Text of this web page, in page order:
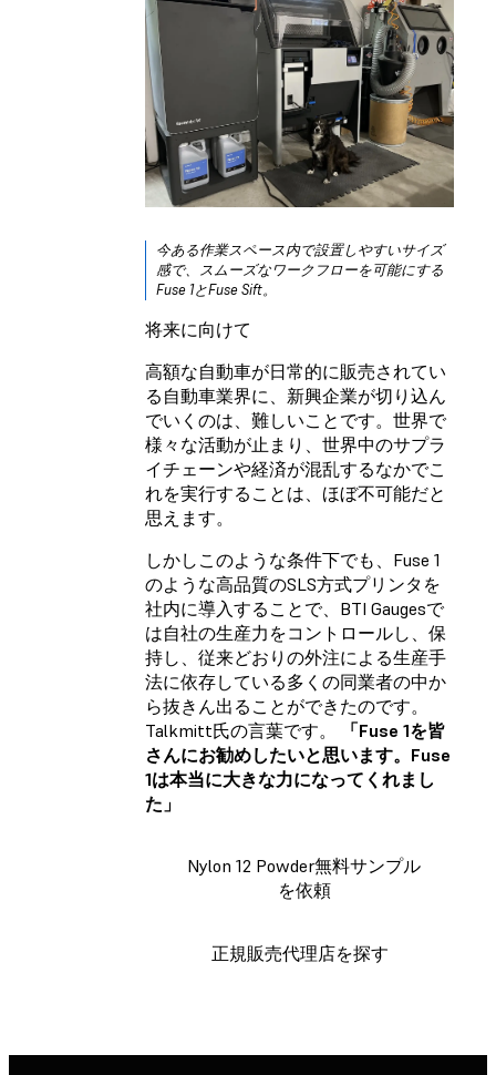
今ある作業スペース内で設置しやすいサイズ
感で、スムーズなワークフローを可能にする
Fuse 1とFuse Sift。
将来に向けて
高額な自動車が日常的に販売されてい
る自動車業界に、新興企業が切り込ん
でいくのは、難しいことです。世界で
様々な活動が止まり、世界中のサプラ
イチェーンや経済が混乱するなかでこ
れを実行することは、ほぼ不可能だと
思えます。
しかしこのような条件下でも、Fuse 1
のような高品質のSLS方式プリンタを
社内に導入することで、BTI Gaugesで
は自社の生産力をコントロールし、保
持し、従来どおりの外注による生産手
法に依存している多くの同業者の中か
ら抜きん出ることができたのです。
Talkmitt氏の言葉です。
「Fuse 1を皆
さんにお勧めしたいと思います。Fuse
1は本当に大きな力になってくれまし
た」
Nylon 12 Powder無料サンプル
を依頼
正規販売代理店を探す